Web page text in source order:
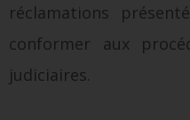
réclamations
conformer aux
judiciaires.